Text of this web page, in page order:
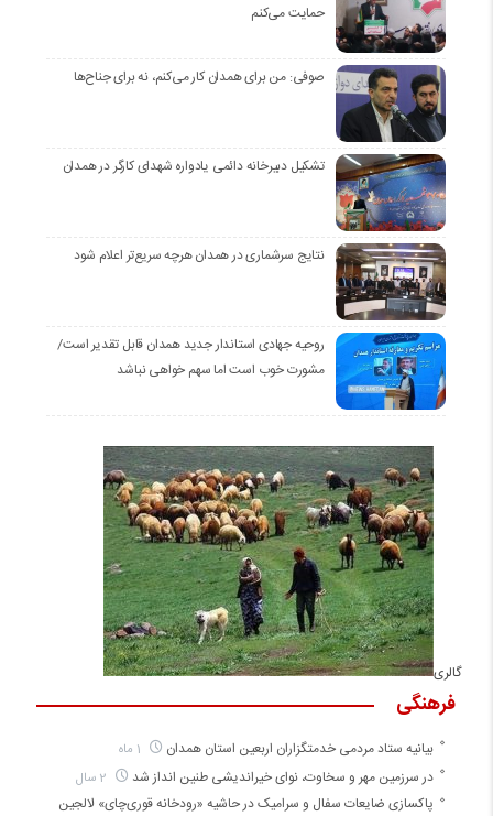
حمایت می‌کنم
صوفی: من برای همدان کار می‌کنم، نه برای جناح‌ها
تشکیل دبیرخانه دائمی یادواره شهدای کارگر در همدان
نتایج سرشماری در همدان هرچه سریع‌تر اعلام شود
روحیه جهادی استاندار جدید همدان قابل تقدیر است/
مشورت خوب است اما سهم خواهی نباشد
گالری
فرهنگی
بیانیه ستاد مردمی خدمتگزاران اربعین استان همدان
در سرزمین مهر و سخاوت، نوای خیراندیشی طنین انداز شد
پاکسازی ضایعات سفال و سرامیک در حاشیه «رودخانه قوری‌چای» لالجین